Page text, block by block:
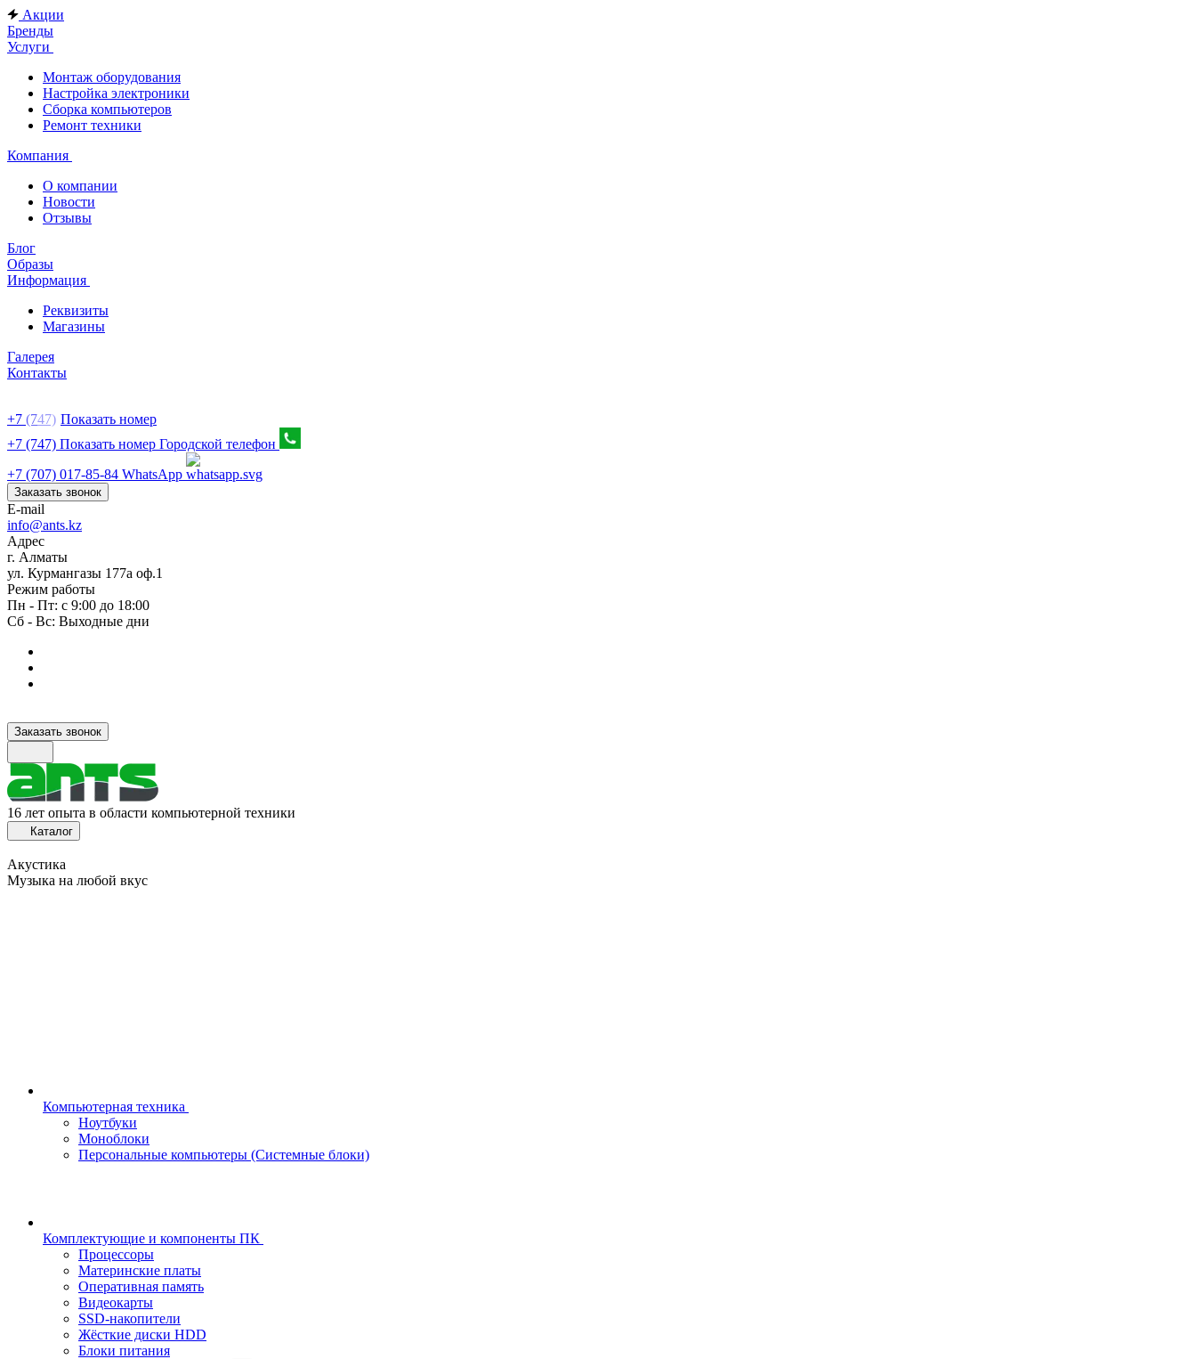
Акции
Бренды
Услуги
Монтаж оборудования
Настройка электроники
Сборка компьютеров
Ремонт техники
Компания
О компании
Новости
Отзывы
Блог
Образы
Информация
Реквизиты
Магазины
Галерея
Контакты
+7 (747) Показать номер
+7 (747) Показать номер Городской телефон
+7 (707) 017-85-84 WhatsApp
Заказать звонок
E-mail
info@ants.kz
Адрес
г. Алматы
ул. Курмангазы 177а оф.1
Режим работы
Пн - Пт: с 9:00 до 18:00
Сб - Вс: Выходные дни
Заказать звонок
16 лет опыта в области компьютерной техники
Каталог
Акустика
Музыка на любой вкус
Компьютерная техника
Ноутбуки
Моноблоки
Персональные компьютеры (Системные блоки)
Комплектующие и компоненты ПК
Процессоры
Материнские платы
Оперативная память
Видеокарты
SSD-накопители
Жёсткие диски HDD
Блоки питания